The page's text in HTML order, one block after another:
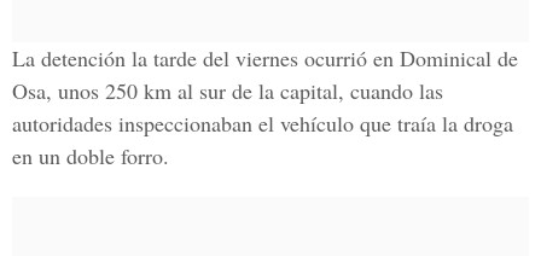
La detención la tarde del viernes ocurrió en Dominical de
Osa, unos 250 km al sur de la capital, cuando las
autoridades inspeccionaban el vehículo que traía la droga
en un doble forro.